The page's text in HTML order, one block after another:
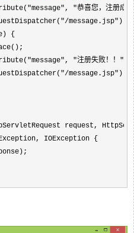
"恭喜您，注册成功，
message.jsp"
"注册失败！！"
message.jsp"